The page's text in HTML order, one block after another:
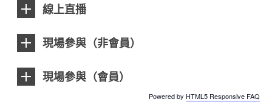
線上直播
現場參與（非會員）
現場參與（會員）
Powered by HTML5 Responsive FAQ